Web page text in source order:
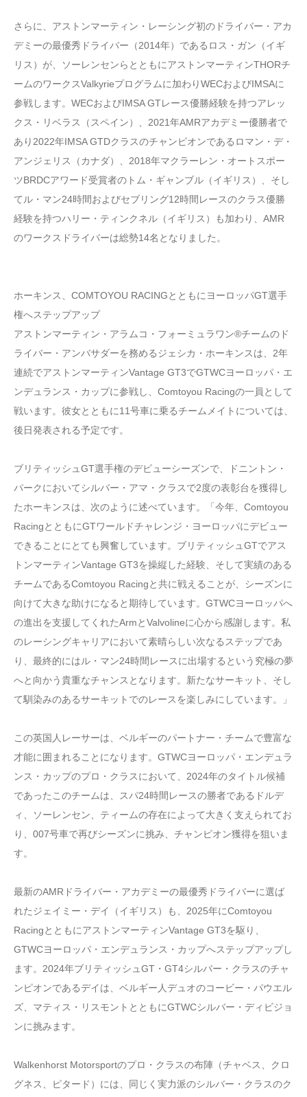
さらに、アストンマーティン・レーシング初のドライバー・アカ
デミーの最優秀ドライバー（2014年）であるロス・ガン（イギ
リス）が、ソーレンセンらとともにアストンマーティンTHORチ
ームのワークスValkyrieプログラムに加わりWECおよびIMSAに
参戦します。WECおよびIMSA GTレース優勝経験を持つアレッ
クス・リベラス（スペイン）、2021年AMRアカデミー優勝者で
あり2022年IMSA GTDクラスのチャンピオンであるロマン・デ・
アンジェリス（カナダ）、2018年マクラーレン・オートスポー
ツBRDCアワード受賞者のトム・ギャンブル（イギリス）、そし
てル・マン24時間およびセブリング12時間レースのクラス優勝
経験を持つハリー・ティンクネル（イギリス）も加わり、AMR
のワークスドライバーは総勢14名となりました。
ホーキンス、COMTOYOU RACINGとともにヨーロッパGT選手
権へステップアップ
アストンマーティン・アラムコ・フォーミュラワン®チームのド
ライバー・アンバサダーを務めるジェシカ・ホーキンスは、2年
連続でアストンマーティンVantage GT3でGTWCヨーロッパ・エ
ンデュランス・カップに参戦し、Comtoyou Racingの一員として
戦います。彼女とともに11号車に乗るチームメイトについては、
後日発表される予定です。
ブリティッシュGT選手権のデビューシーズンで、ドニントン・
パークにおいてシルバー・アマ・クラスで2度の表彰台を獲得し
たホーキンスは、次のように述べています。「今年、Comtoyou
RacingとともにGTワールドチャレンジ・ヨーロッパにデビュー
できることにとても興奮しています。ブリティッシュGTでアス
トンマーティンVantage GT3を操縦した経験、そして実績のある
チームであるComtoyou Racingと共に戦えることが、シーズンに
向けて大きな助けになると期待しています。GTWCヨーロッパへ
の進出を支援してくれたArmとValvolineに心から感謝します。私
のレーシングキャリアにおいて素晴らしい次なるステップであ
り、最終的にはル・マン24時間レースに出場するという究極の夢
へと向かう貴重なチャンスとなります。新たなサーキット、そし
て馴染みのあるサーキットでのレースを楽しみにしています。」
この英国人レーサーは、ベルギーのパートナー・チームで豊富な
才能に囲まれることになります。GTWCヨーロッパ・エンデュラ
ンス・カップのプロ・クラスにおいて、2024年のタイトル候補
であったこのチームは、スパ24時間レースの勝者であるドルデ
ィ、ソーレンセン、ティームの存在によって大きく支えられてお
り、007号車で再びシーズンに挑み、チャンピオン獲得を狙いま
す。
最新のAMRドライバー・アカデミーの最優秀ドライバーに選ば
れたジェイミー・デイ（イギリス）も、2025年にComtoyou
RacingとともにアストンマーティンVantage GT3を駆り、
GTWCヨーロッパ・エンデュランス・カップへステップアップし
ます。2024年ブリティッシュGT・GT4シルバー・クラスのチャ
ンピオンであるデイは、ベルギー人デュオのコービー・パウエル
ズ、マティス・リスモントとともにGTWCシルバー・ディビジョ
ンに挑みます。
Walkenhorst Motorsportのプロ・クラスの布陣（チャベス、クロ
グネス、ピタード）には、同じく実力派のシルバー・クラスのク